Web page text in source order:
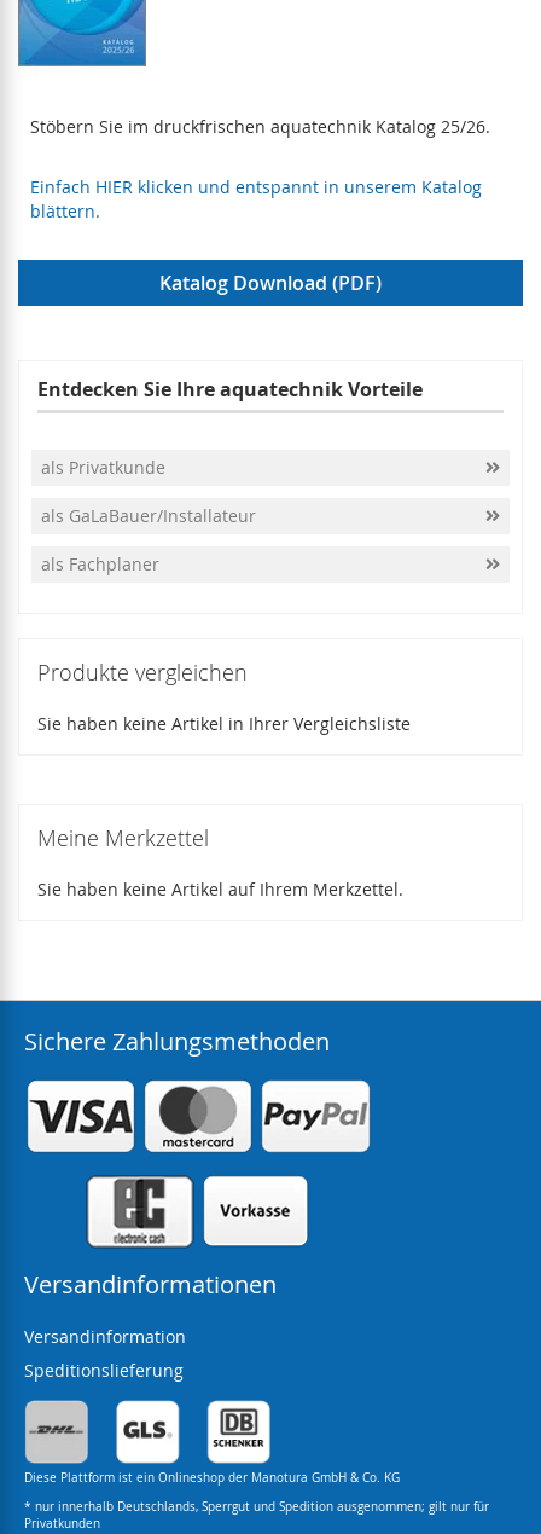
Stöbern Sie im druckfrischen aquatechnik Katalog 25/26.
Einfach HIER klicken und entspannt in unserem Katalog
blättern.
Katalog Download (PDF)
Entdecken Sie Ihre aquatechnik Vorteile
als Privatkunde
als GaLaBauer/Installateur
als Fachplaner
Produkte vergleichen
Sie haben keine Artikel in Ihrer Vergleichsliste
Meine Merkzettel
Sie haben keine Artikel auf Ihrem Merkzettel.
Sichere Zahlungsmethoden
Versandinformationen
Versandinformation
Speditionslieferung
Diese Plattform ist ein Onlineshop der Manotura GmbH & Co. KG
* nur innerhalb Deutschlands, Sperrgut und Spedition ausgenommen; gilt nur für
Privatkunden